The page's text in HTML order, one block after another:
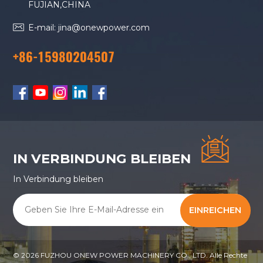
FUJIAN,CHINA
E-mail: jina@onewpower.com
+86-15980204507
IN VERBINDUNG BLEIBEN
In Verbindung bleiben
EINREICHEN
© 2026 FUZHOU ONEW POWER MACHINERY CO., LTD. Alle Rechte